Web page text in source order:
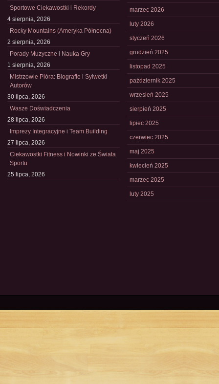
Sportowe Ciekawostki i Rekordy
4 sierpnia, 2026
Rocky Mountains (Ameryka Północna)
2 sierpnia, 2026
Porady Muzyczne i Nauka Gry
1 sierpnia, 2026
Mistrzowie Pióra: Biografie i Sylwetki
Autorów
30 lipca, 2026
Wasze Doświadczenia
28 lipca, 2026
Imprezy Integracyjne i Team Building
27 lipca, 2026
Ciekawostki Fitness i Nowinki ze Świata
Sportu
25 lipca, 2026
marzec 2026
luty 2026
styczeń 2026
grudzień 2025
listopad 2025
październik 2025
wrzesień 2025
sierpień 2025
lipiec 2025
czerwiec 2025
maj 2025
kwiecień 2025
marzec 2025
luty 2025